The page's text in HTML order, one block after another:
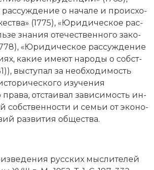
объединения и организации
история
движения
о на­ча­ле и про­ис­хо­
(1775), «Юри­ди­че­ское рас­
зна­ния оте­че­ст­вен­но­го за­ко­
«Юри­ди­че­ское рас­су­ж­де­ние
ка­кие име­ют на­ро­ды о соб­ст­
вы­сту­пал за не­об­хо­ди­мость
изу­че­ния
пра­ва, от­стаи­вал за­ви­си­мость ин­
соб­ст­вен­но­сти и се­мьи от эко­но­
раз­ви­тия об­ще­ст­ва.
рус­ских мыс­ли­те­лей